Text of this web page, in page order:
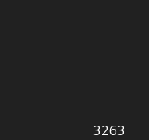
3263